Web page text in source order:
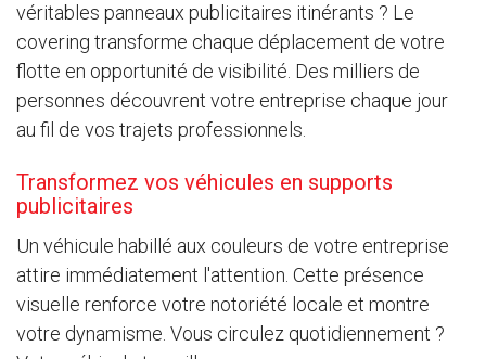
véritables panneaux publicitaires itinérants ? Le
covering transforme chaque déplacement de votre
flotte en opportunité de visibilité. Des milliers de
personnes découvrent votre entreprise chaque jour
au fil de vos trajets professionnels.
Transformez vos véhicules en supports
publicitaires
Un véhicule habillé aux couleurs de votre entreprise
attire immédiatement l'attention. Cette présence
visuelle renforce votre notoriété locale et montre
votre dynamisme. Vous circulez quotidiennement ?